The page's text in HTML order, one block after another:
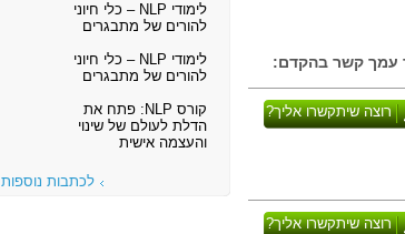
עמך קשר בהקדם:
רוצה שיתקשרו אליך?
רוצה שיתקשרו אליך?
לימודי NLP – כלי חיוני
להורים של מתבגרים
לימודי NLP – כלי חיוני
להורים של מתבגרים
קורס NLP: פתח את
הדלת לעולם של שינוי
והעצמה אישית
לכתבות נוספות